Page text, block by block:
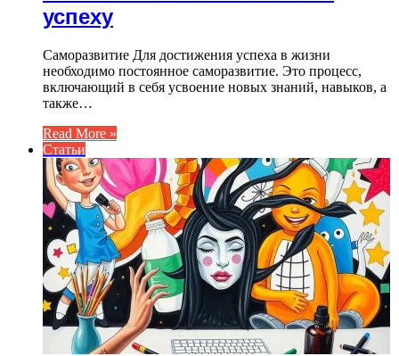
успеху
Саморазвитие Для достижения успеха в жизни
необходимо постоянное саморазвитие. Это процесс,
включающий в себя усвоение новых знаний, навыков, а
также…
Read More »
Статьи